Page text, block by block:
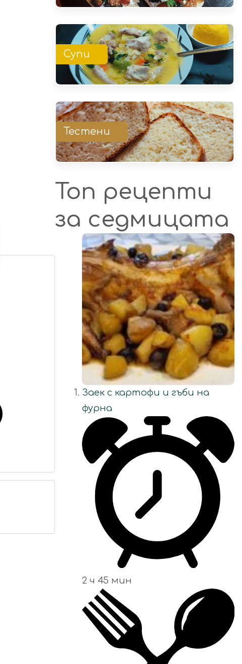
Супи
Тестени
Топ рецепти
за седмицата
Заек с картофи и гъби на
фурна
2 ч 45 мин